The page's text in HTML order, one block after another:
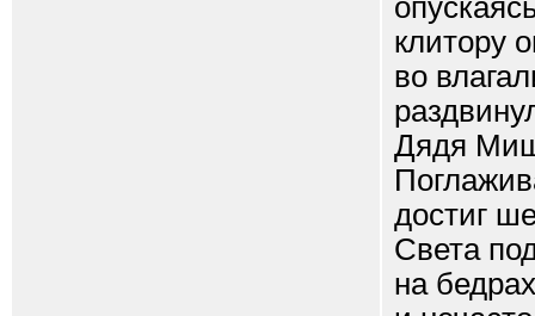
клитору
во
Дядя
достиг
Света
на